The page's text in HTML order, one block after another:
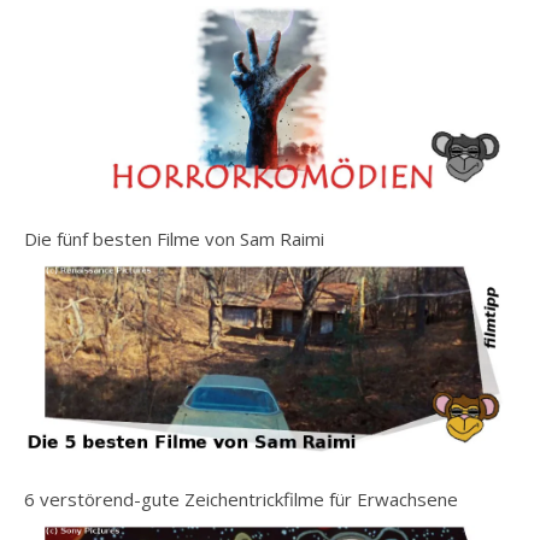
Die fünf besten Filme von Sam Raimi
6 verstörend-gute Zeichentrickfilme für Erwachsene